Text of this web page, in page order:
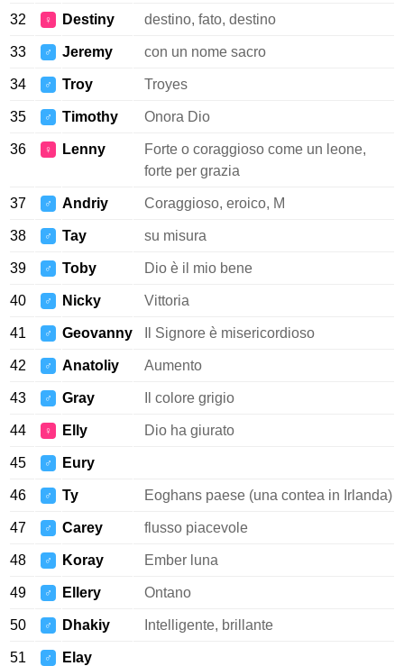
32 ♀ Destiny destino, fato, destino
33 ♂ Jeremy con un nome sacro
34 ♂ Troy Troyes
35 ♂ Timothy Onora Dio
36 ♀ Lenny
Forte o coraggioso come un leone,
forte per grazia
37 ♂ Andriy Coraggioso, eroico, M
38 ♂ Tay su misura
39 ♂ Toby Dio è il mio bene
40 ♂ Nicky Vittoria
41 ♂ Geovanny Il Signore è misericordioso
42 ♂ Anatoliy Aumento
43 ♂ Gray Il colore grigio
44 ♀ Elly Dio ha giurato
45 ♂ Eury
46 ♂ Ty Eoghans paese (una contea in Irlanda)
47 ♂ Carey flusso piacevole
48 ♂ Koray Ember luna
49 ♂ Ellery Ontano
50 ♂ Dhakiy Intelligente, brillante
51 ♂
Elay